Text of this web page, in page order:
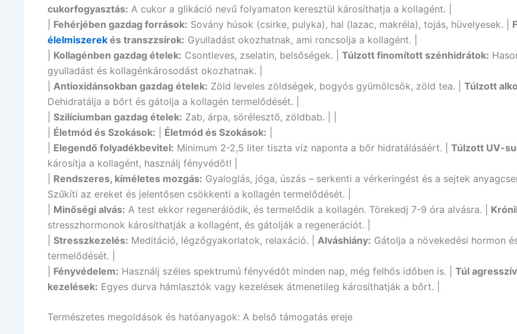
cukorfogyasztás: A cukor a glikáció nevű folyamaton keresztül károsíthatja a kollagént. |
Fehérjében gazdag források: Sovány húsok (csirke, pulyka), hal (lazac, makréla), tojás, hüvelyesek. |
élelmiszerek és transzzsírok: Gyulladást okozhatnak, ami roncsolja a kollagént. |
Kollagénben gazdag ételek: Csontleves, zselatin, belsőségek. | Túlzott finomított szénhidrátok:
gyulladást és kollagénkárosodást okozhatnak. |
Antioxidánsokban gazdag ételek: Zöld leveles zöldségek, bogyós gyümölcsök, zöld tea. | Túlzott
Dehidratálja a bőrt és gátolja a kollagén termelődését. |
Szilíciumban gazdag ételek: Zab, árpa, sörélesztő, zöldbab. | |
Életmód és Szokások: Életmód és Szokások:
Elegendő folyadékbevitel: Minimum 2-2,5 liter tiszta víz naponta a bőr hidratálásáért. | Túlzott UV-
károsítja a kollagént, használj fényvédőt! |
Rendszeres, kíméletes mozgás: Gyaloglás, jóga, úszás – serkenti a vérkeringést és a sejtek
Szűkíti az ereket és jelentősen csökkenti a kollagén termelődését. |
Minőségi alvás: A test ekkor regenerálódik, és termelődik a kollagén. Törekedj 7-9 óra alvásra. |
stresszhormonok károsíthatják a kollagént, és gátolják a regenerációt. |
Stresszkezelés: Meditáció, légzőgyakorlatok, relaxáció. | Alváshiány: Gátolja a növekedési hormon
termelődését. |
Fényvédelem: Használj széles spektrumú fényvédőt minden nap, még felhős időben is. | Túl
kezelések: Egyes durva hámlasztók vagy kezelések átmenetileg károsíthatják a bőrt. |
Természetes megoldások és hatóanyagok: A belső támogatás ereje